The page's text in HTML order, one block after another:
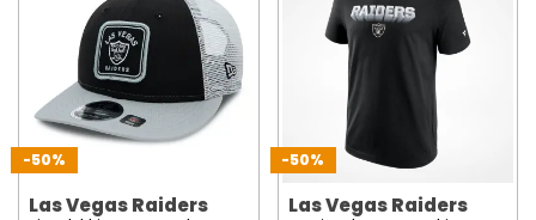
-50%
Las Vegas Raiders
-50%
Las Vegas Raiders